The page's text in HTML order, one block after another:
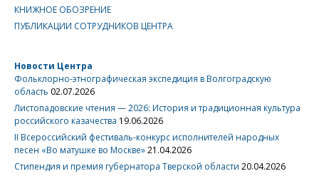
КНИЖНОЕ ОБОЗРЕНИЕ
ПУБЛИКАЦИИ СОТРУДНИКОВ ЦЕНТРА
Новости Центра
Фольклорно-этнографическая экспедиция в Волгоградскую
область 02.07.2026
Листопадовские чтения — 2026: История и традиционная культура
российского казачества 19.06.2026
II Всероссийский фестиваль-конкурс исполнителей народных
песен «Во матушке во Москве»21.04.2026
Стипендия и премия губернатора Тверской области 20.04.2026